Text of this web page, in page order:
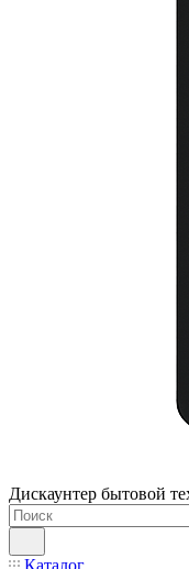
Дискаунтер бытовой
Каталог